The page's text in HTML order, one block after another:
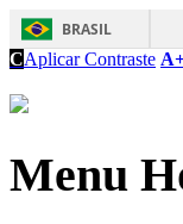
BRASIL
CAplicar Contraste
Menu